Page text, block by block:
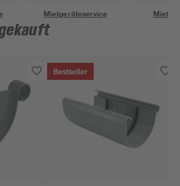
Mietgeräteservice
Bestseller